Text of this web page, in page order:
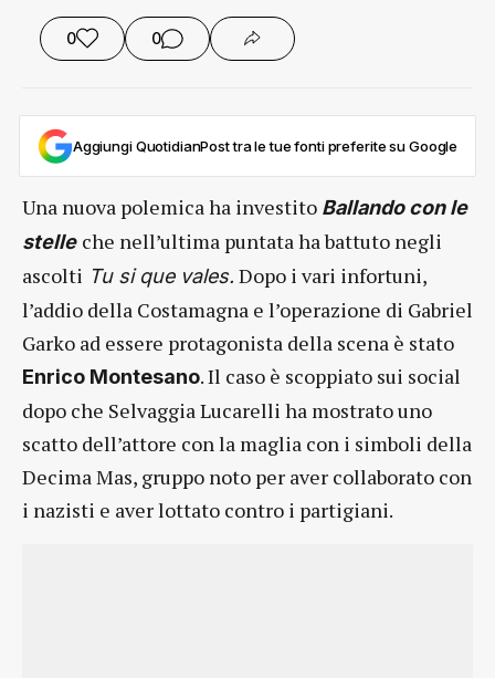
0 0
Aggiungi QuotidianPost tra le tue fonti preferite su Google
Una nuova polemica ha investito Ballando con le
stelle che nell’ultima puntata ha battuto negli
ascolti Tu si que vales. Dopo i vari infortuni,
l’addio della Costamagna e l’operazione di Gabriel
Garko ad essere protagonista della scena è stato
Enrico Montesano. Il caso è scoppiato sui social
dopo che Selvaggia Lucarelli ha mostrato uno
scatto dell’attore con la maglia con i simboli della
Decima Mas, gruppo noto per aver collaborato con
i nazisti e aver lottato contro i partigiani.